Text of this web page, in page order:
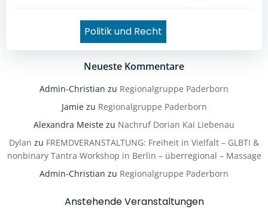
Politik und Recht
Neueste Kommentare
Admin-Christian zu Regionalgruppe Paderborn
Jamiezu Regionalgruppe Paderborn
Alexandra Meiste zu Nachruf Dorian Kai Liebenau
Dylan zu FREMDVERANSTALTUNG: Freiheit in Vielfalt – GLBTI &
nonbinary Tantra Workshop in Berlin – überregional – Massage
Admin-Christian zu Regionalgruppe Paderborn
Anstehende Veranstaltungen